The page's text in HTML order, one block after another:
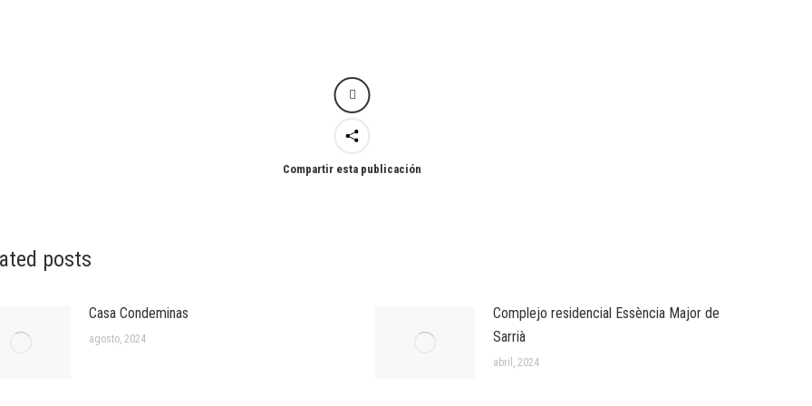
Compartir esta publicación
posts
Casa Condeminas
agosto, 2024
Complejo residencial Essència Major de
Sarrià
abril, 2024